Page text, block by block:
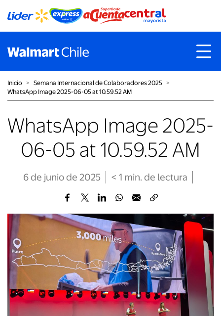
Inicio ˃ Semana Internacional de Colaboradores 2025 ˃
WhatsApp Image 2025-06-05 at 10.59.52 AM
WhatsApp Image 2025-
06-05 at 10.59.52 AM
6 de junio de 2025 < 1 min. de lectura